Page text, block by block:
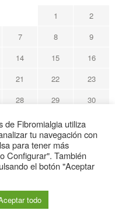
1
2
7 8
9
14 15
16
21 22
23
28 29
30
de Fibromialgia
de Fibromialgia utiliza
tu navegación con
para tener más
Configurar". También
el botón "Aceptar
todo